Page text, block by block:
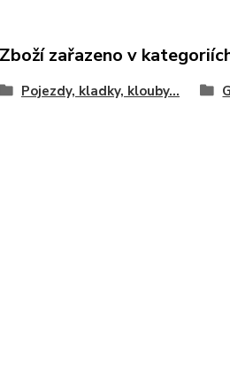
Zboží zařazeno v
Pojezdy, kladky, klouby...